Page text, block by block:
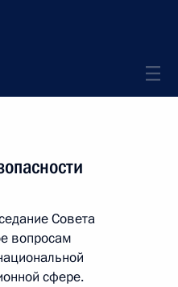
Совета
вопросам
сфере.